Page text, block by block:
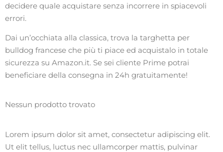
decidere quale acquistare senza incorrere in spiacevoli
errori.
Dai un’occhiata alla classica, trova la targhetta per
bulldog francese che più ti piace ed acquistalo in totale
sicurezza su Amazon.it. Se sei cliente Prime potrai
beneficiare della consegna in 24h gratuitamente!
Nessun prodotto trovato
Lorem ipsum dolor sit amet, consectetur adipiscing elit.
Ut elit tellus, luctus nec ullamcorper mattis, pulvinar